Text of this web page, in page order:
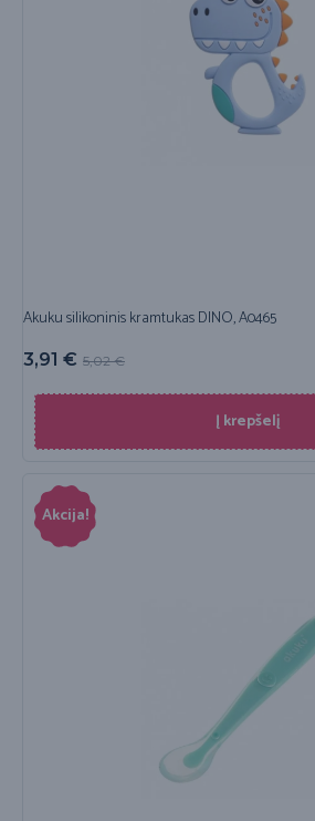
Akuku silikoninis kramtukas DINO, A0465
5,02€
3,91 €
Į krepšelį
Akcija!